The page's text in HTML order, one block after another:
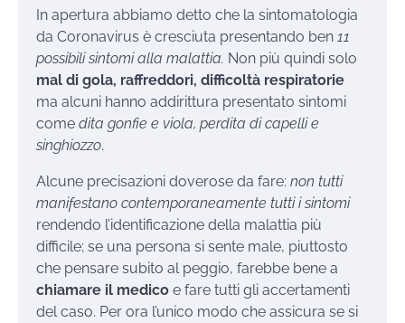
In apertura abbiamo detto che la sintomatologia
da Coronavirus è cresciuta presentando ben 11
possibili sintomi alla malattia. Non più quindi solo
mal di gola, raffreddori, difficoltà respiratorie
ma alcuni hanno addirittura presentato sintomi
come dita gonfie e viola, perdita di capelli e
singhiozzo.
Alcune precisazioni doverose da fare: non tutti
manifestano contemporaneamente tutti i sintomi
rendendo l’identificazione della malattia più
difficile; se una persona si sente male, piuttosto
che pensare subito al peggio, farebbe bene a
chiamare il medico e fare tutti gli accertamenti
del caso. Per ora l’unico modo che assicura se si